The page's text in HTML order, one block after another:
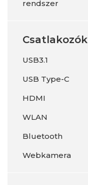
rendszer
Csatlakozók
USB3.1
USB Type-C
HDMI
WLAN
Bluetooth
Webkamera